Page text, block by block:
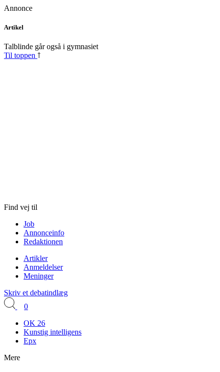
Annonce
Skip
content
Artikel
Talblinde går også i gymnasiet
Til toppen
Find vej til
Job
Annonceinfo
Redaktionen
Artikler
Anmeldelser
Meninger
Skriv et debatindlæg
0
OK 26
Kunstig intelligens
Epx
Mere